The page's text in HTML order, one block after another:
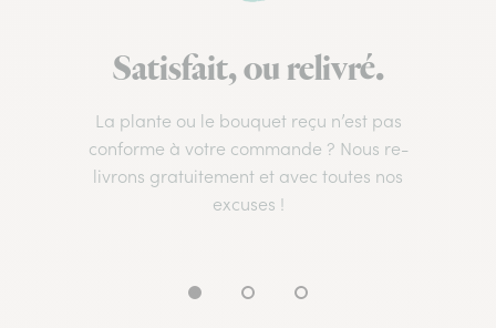
Satisfait, ou relivré.
La plante ou le bouquet reçu n’est pas
conforme à votre commande ? Nous re-
livrons gratuitement et avec toutes nos
excuses !